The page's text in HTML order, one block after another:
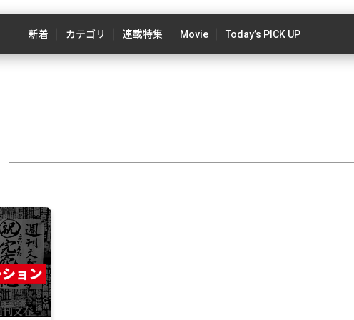
新着 カテゴリ 連載特集 Movie Today’s PICK UP